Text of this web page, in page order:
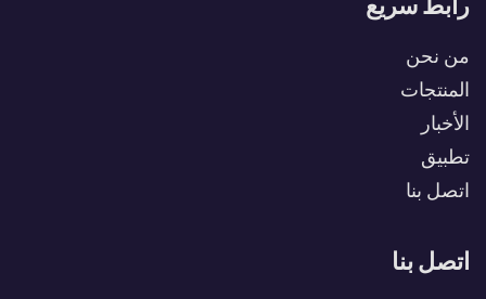
من نحن
المنتجات
الأخبار
تطبيق
اتصل بنا
اتصل بنا